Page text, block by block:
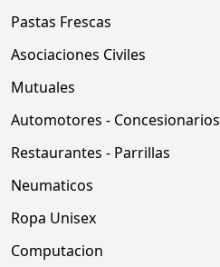
Pastas Frescas
Asociaciones Civiles
Mutuales
Automotores - Concesionarios
Restaurantes - Parrillas
Neumaticos
Ropa Unisex
Computacion